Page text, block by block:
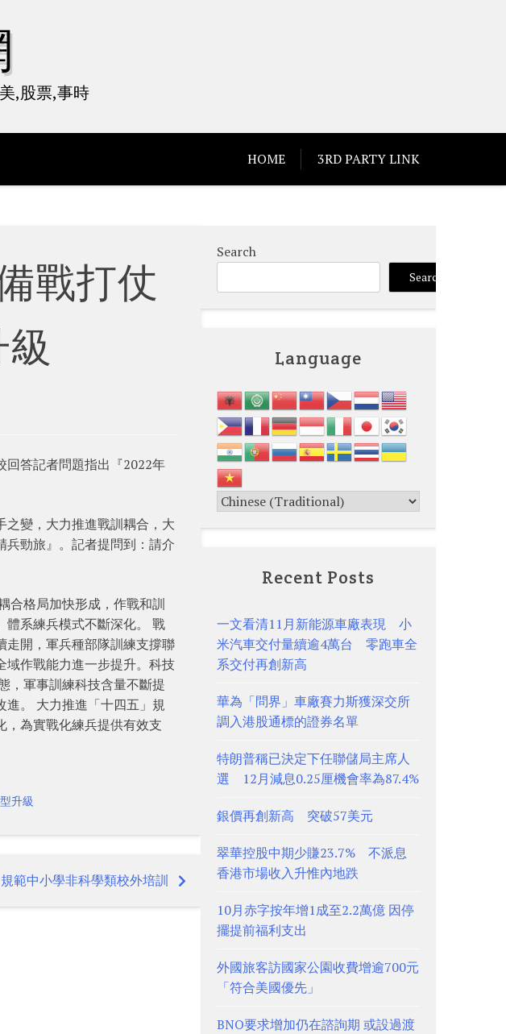
,股票,事時
HOME 3RD PARTY LINK
戰打仗
回答記者問題指出『2022年
變，大力推進戰訓耦合，大
勁旅』。記者提問到：請介
合格局加快形成，作戰和訓
體系練兵模式不斷深化。 戰
走開，軍兵種部隊訓練支撐聯
域作戰能力進一步提升。科技
，軍事訓練科技含量不斷提
。 大力推進「十四五」規
，為實戰化練兵提供有效支
升級
範中小學非科學類校外培訓
Search
Search
Language
Recent Posts
一文看清11月新能源車廠表現 小
米汽車交付量續逾4萬台 零跑車全
系交付再創新高
華為「問界」車廠賽力斯獲深交所
調入港股通標的證券名單
特朗普稱已決定下任聯儲局主席人
選 12月減息0.25厘機會率為87.4%
銀價再創新高 突破57美元
翠華控股中期少賺23.7% 不派息
香港市場收入升惟內地跌
10月赤字按年增1成至2.2萬億 因停
擺提前福利支出
外國旅客訪國家公園收費增逾700元
「符合美國優先」
BNO要求增加仍在諮詢期 或設過渡